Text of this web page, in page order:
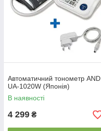
Автоматичний тонометр AND
UA-1020W (Японія)
В наявності
4 299 ₴